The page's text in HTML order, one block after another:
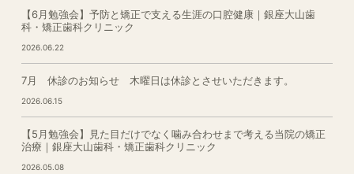
【6月勉強会】予防と矯正で支える生涯の口腔健康｜銀座大山歯
科・矯正歯科クリニック
2026.06.22
7月 休診のお知らせ 木曜日は休診とさせいただきます。
2026.06.15
【5月勉強会】見た目だけでなく噛み合わせまで考える当院の矯正
治療｜銀座大山歯科・矯正歯科クリニック
2026.05.08